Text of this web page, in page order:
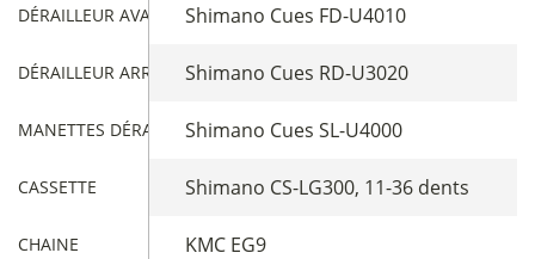
DÉRAILLEUR AVANT Shimano Cues FD-U4010
DÉRAILLEUR ARRIÈREShimano Cues RD-U3020
MANETTES DÉRAILLEURShimano Cues SL-U4000
CASSETTE Shimano CS-LG300, 11-36 dents
CHAINE KMC EG9